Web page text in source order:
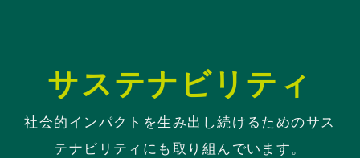
サステナビリティ
社会的インパクトを生み出し続けるためのサス
テナビリティにも取り組んでいます。